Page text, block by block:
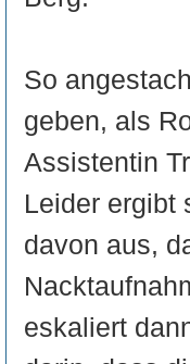
So
geben, als
Assistentin
Leider ergibt
davon aus,
eskaliert